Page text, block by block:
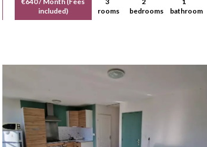
included)
rooms
bedrooms
bathroom